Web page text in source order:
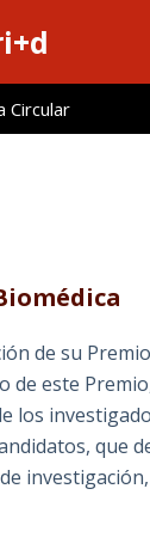
Circular
de su
de este
los
que